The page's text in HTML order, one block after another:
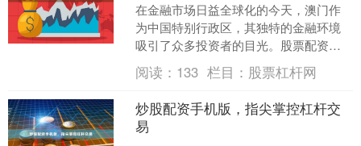
在金融市场日益全球化的今天，澳门作
为中国特别行政区，其独特的金融环境
吸引了众多投资者的目光。股票配资作
为一种放大投资杠杆的方式，在澳门也
逐渐受到关注。本文旨在为....
阅读： 133 栏目： 股票杠杆网
炒股配资手机版，指尖掌控杠杆交
易